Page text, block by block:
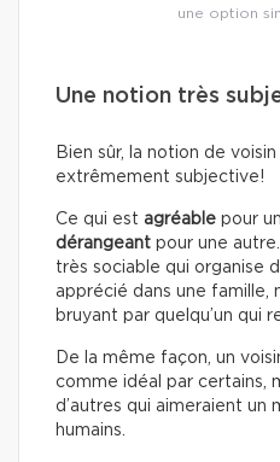
une option
Une notion très
Bien sûr, la notion de
extrêmement subjective!
Ce qui est agréable pour
dérangeant pour une
très sociable qui organise
apprécié dans une famille,
bruyant par quelqu’un qui
De la même façon, un
comme idéal par certains,
d’autres qui aimeraient un
humains.